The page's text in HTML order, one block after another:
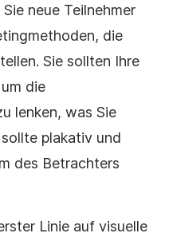
neue Teilnehmer
die
Sie sollten Ihre
die
lenken, was Sie
plakativ und
des Betrachters
Linie auf visuelle